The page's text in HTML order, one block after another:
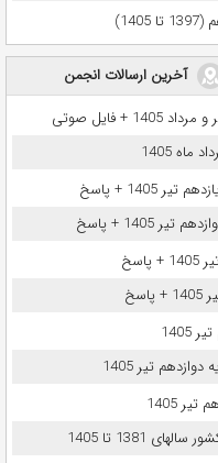
آخرین ارسالات انجمن
1405
1405 + پاسخ
1405
1381 تا 1405